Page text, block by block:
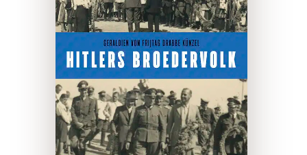
Pioniers heten zij, de ruim
vijfduizend Nederlandse
burgers die na de Duitse
aanval op de Sovjet-Unie in
1941 naar het bezette oosten
trokken om daar, op ‘oude
Germaanse bodem’, een …